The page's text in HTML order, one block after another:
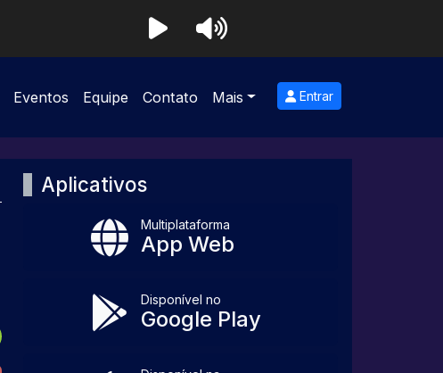
Eventos Equipe Contato Mais Entrar
Aplicativos
Multiplataforma
App Web
Disponível no
Google Play